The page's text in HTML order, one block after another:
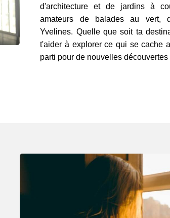
d'architecture et de jardins à
amateurs de balades au vert,
Yvelines. Quelle que soit ta
t'aider à explorer ce qui se cache
parti pour de nouvelles découvertes